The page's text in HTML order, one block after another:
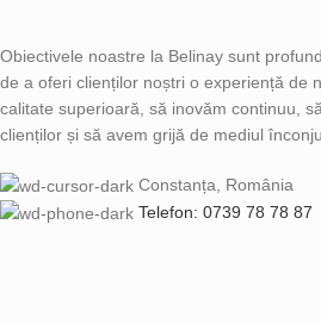
Obiectivele noastre la Belinay sunt
de a oferi clienților noștri o experiență de
calitate superioară, să inovăm continuu,
clienților și să avem grijă de mediul
Constanța, România
Telefon: 0739 78 78 87